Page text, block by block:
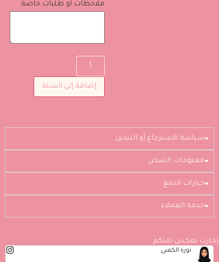
ملاحظات او طلبات خاصة
إضافة إلى السلة
سياسة الاسترجاع أو التبديل
معلومات الشحن
خيارات الدفع
خدمة العملاء
تجارب تعكس ثقتكم